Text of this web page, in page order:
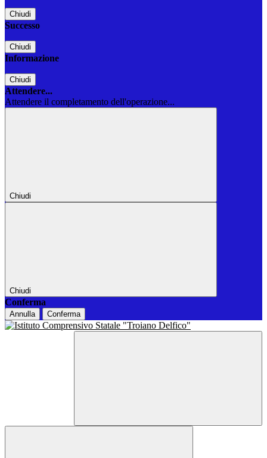
Chiudi
Successo
Chiudi
Informazione
Chiudi
Attendere...
Attendere il completamento dell'operazione...
Chiudi
Chiudi
Conferma
Annulla Conferma